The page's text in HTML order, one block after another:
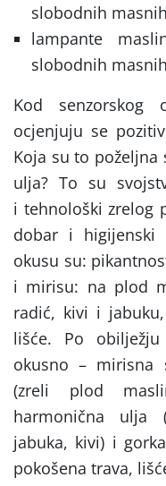
slobodnih
lampante
slobodnih
Kod senzorskog
ocjenjuju se
Koja su to poželjna
ulja? To su
i tehnološki zrelog
dobar i higijenski
okusu su:
i mirisu: na plod
radić, kivi i
lišće. Po
okusno – mirisna
(zreli plod
harmonična ulja
jabuka, kivi) i
pokošena trava,